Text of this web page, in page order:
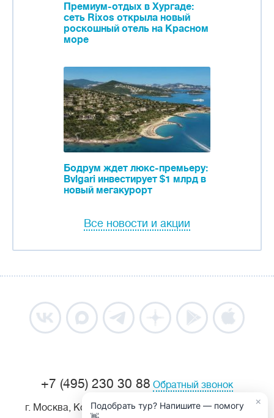
Премиум-отдых в Хургаде:
сеть Rixos открыла новый
роскошный отель на Красном
море
Бодрум ждет люкс-премьеру:
Bvlgari инвестирует $1 млрд в
новый мегакурорт
Все новости и акции
+7 (495) 230 30 88 Обратный звонок
г. Москва, Козицкий пер, д. 1А, 1 этаж, офис 105.
Подобрать тур? Напишите — помогу
×